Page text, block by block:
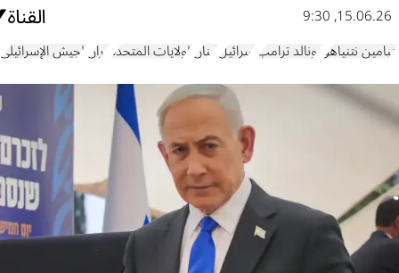
15.06.26, 9:30
بنيامين نتنياهو دونالد ترامب إسرائيللبنانالولايات المتحدة إيرانالجيش الإسرائيلي